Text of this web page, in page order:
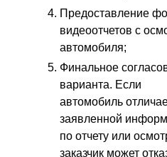
Предоставление
видеоотчетов с
автомобиля;
Финальное
варианта. Если
автомобиль
заявленной
по отчету или
заказчик может